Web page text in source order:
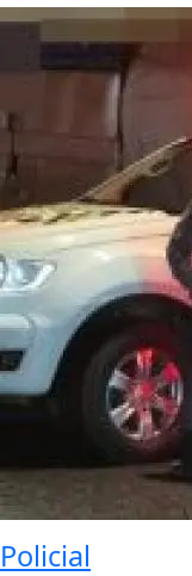
Policial